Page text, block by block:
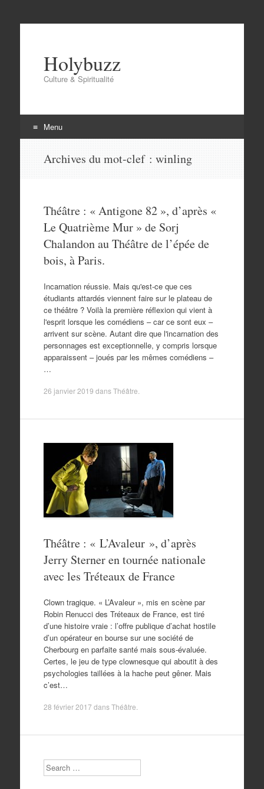
Holybuzz
Culture & Spiritualité
Menu
Archives du mot-clef : winling
Théâtre : « Antigone 82 », d’après «
Le Quatrième Mur » de Sorj
Chalandon au Théâtre de l’épée de
bois, à Paris.
Incarnation réussie. Mais qu'est-ce que ces
étudiants attardés viennent faire sur le plateau de
ce théâtre ? Voilà la première réflexion qui vient à
l'esprit lorsque les comédiens – car ce sont eux –
arrivent sur scène. Autant dire que l'incarnation des
personnages est exceptionnelle, y compris lorsque
apparaissent – joués par les mêmes comédiens –
…
26 janvier 2019 dansThéâtre
Théâtre : « L’Avaleur », d’après
Jerry Sterner en tournée nationale
avec les Tréteaux de France
Clown tragique. « L’Avaleur », mis en scène par
Robin Renucci des Tréteaux de France, est tiré
d’une histoire vraie : l’offre publique d’achat hostile
d’un opérateur en bourse sur une société de
Cherbourg en parfaite santé mais sous-évaluée.
Certes, le jeu de type clownesque qui aboutit à des
psychologies taillées à la hache peut gêner. Mais
c’est…
28 février 2017 dansThéâtre
Search